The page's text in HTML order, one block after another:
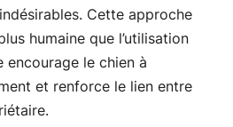
Cette approche
humaine que l’utilisation
encourage le chien à
et renforce le lien entre